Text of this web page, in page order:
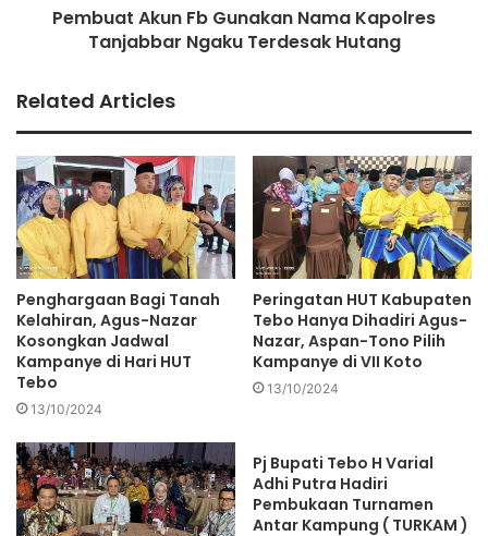
Pembuat Akun Fb Gunakan Nama Kapolres
Tanjabbar Ngaku Terdesak Hutang
Related Articles
Penghargaan Bagi Tanah
Kelahiran, Agus-Nazar
Kosongkan Jadwal
Kampanye di Hari HUT
Tebo
13/10/2024
Peringatan HUT Kabupaten
Tebo Hanya Dihadiri Agus-
Nazar, Aspan-Tono Pilih
Kampanye di VII Koto
13/10/2024
Pj Bupati Tebo H Varial
Adhi Putra Hadiri
Pembukaan Turnamen
Antar Kampung ( TURKAM )